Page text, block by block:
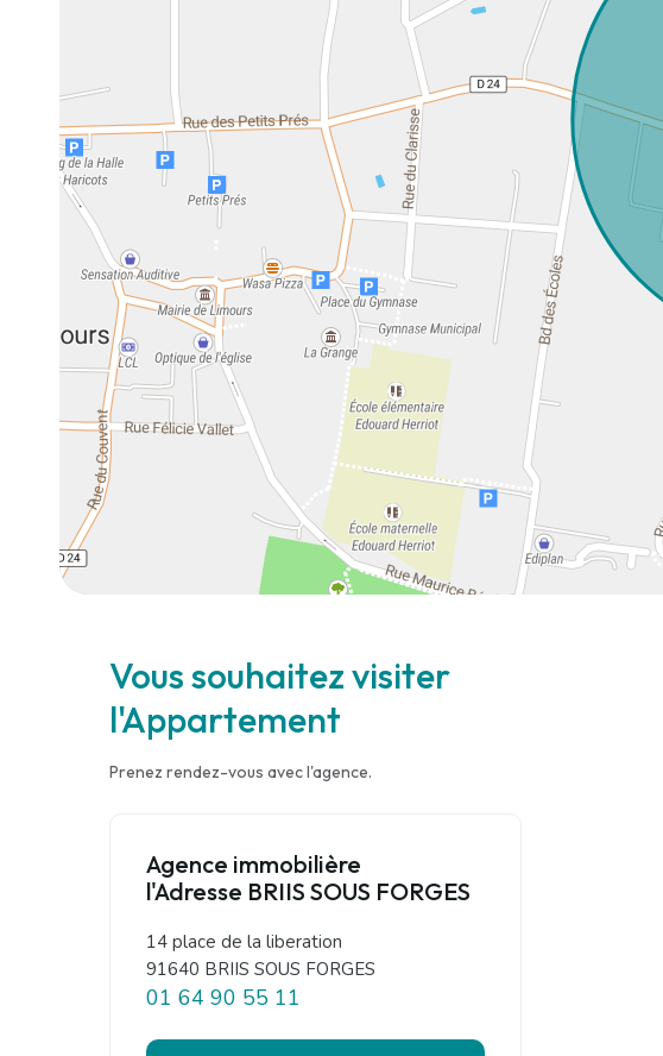
Vous souhaitez visiter
l'Appartement
Prenez rendez-vous avec l'agence.
Agence immobilière
l'Adresse BRIIS SOUS FORGES
14 place de la liberation
91640 BRIIS SOUS FORGES
01 64 90 55 11